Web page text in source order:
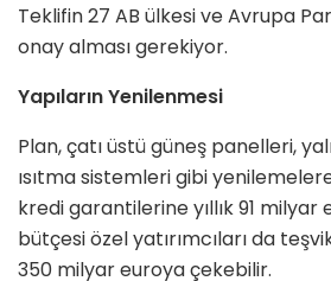
Teklifin 27 AB ülkesi ve Avrupa
onay alması gerekiyor.
Yapıların Yenilenmesi
Plan, çatı üstü güneş panelleri,
ısıtma sistemleri gibi
kredi garantilerine yıllık 91 milyar
bütçesi özel yatırımcıları da
350 milyar euroya çekebilir.